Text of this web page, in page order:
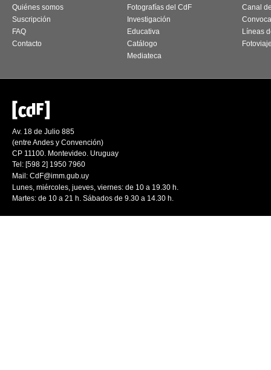
Quiénes somos
Suscripción
FAQ
Contacto
Fotografías del CdF
Investigación
Educativa
Catálogo
Mediateca
Canal
Líneas
Av. 18 de Julio 885
(entre Andes y Convención)
CP 11100. Montevideo. Uruguay
Tel: [598 2] 1950 7960
Mail: CdF@imm.gub.uy
Lunes, miércoles, jueves, viernes: de 10 a 19.30 h.
Martes: de 10 a 21 h. Sábados de 9.30 a 14.30 h.